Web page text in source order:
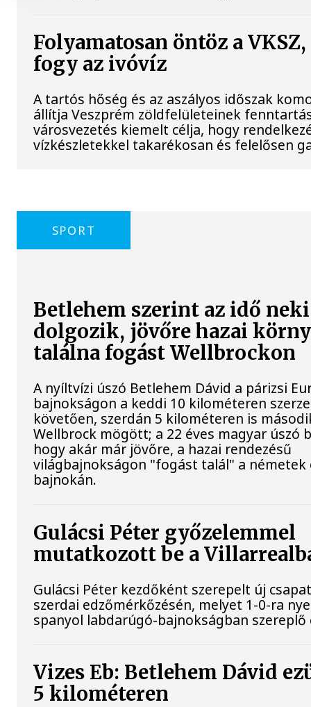
Folyamatosan öntöz a
fogy az ivóvíz
A tartós hőség és az aszályos időszak
állítja Veszprém zöldfelületeinek
városvezetés kiemelt célja, hogy
vízkészletekkel takarékosan és felelősen
SPORT
Betlehem szerint az idő neki
dolgozik, jövőre hazai
találna fogást Wellbrockon
A nyíltvízi úszó Betlehem Dávid a párizsi
bajnokságon a keddi 10 kilométeren
követően, szerdán 5 kilométeren is
Wellbrock mögött; a 22 éves magyar úszó
hogy akár már jövőre, a hazai rendezésű
világbajnokságon "fogást talál" a németek
bajnokán.
Gulácsi Péter győzelemmel
mutatkozott be a
Gulácsi Péter kezdőként szerepelt új
szerdai edzőmérkőzésén, melyet 1-0-ra
spanyol labdarúgó-bajnokságban
Vizes Eb: Betlehem Dávid
5 kilométeren